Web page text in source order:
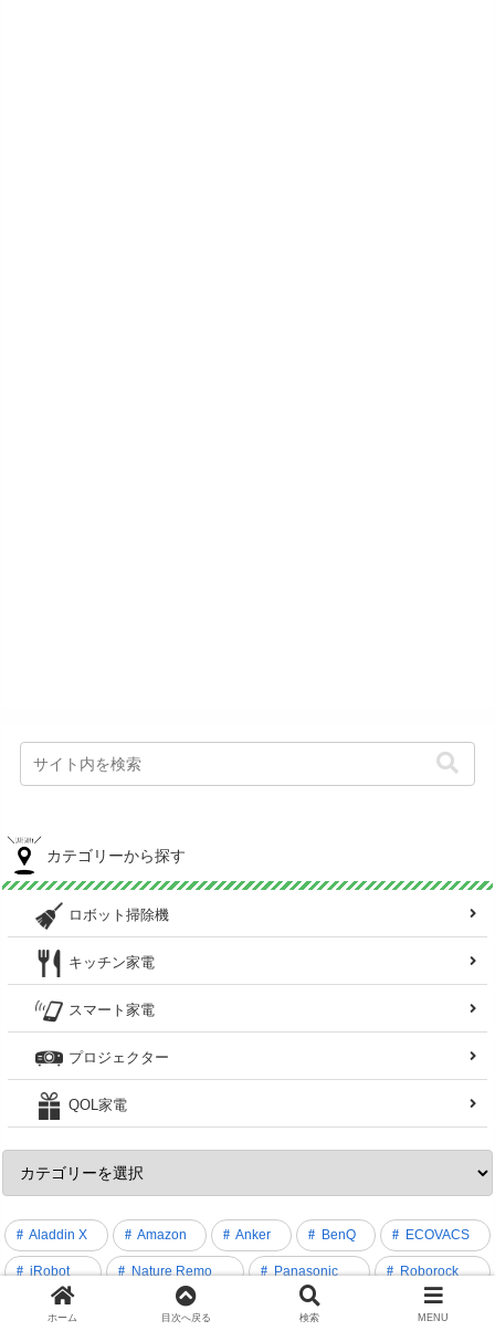
カテゴリーから探す
ロボット掃除機
キッチン家電
スマート家電
プロジェクター
QOL家電
Aladdin X Amazon Anker BenQ ECOVACS
iRobot Nature Remo Panasonic Roborock
SHARP siroca SwitchBot XGIMI
ホーム 目次へ戻る 検索 MENU